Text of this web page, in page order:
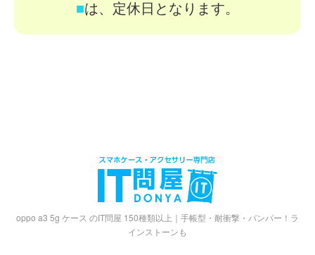
■は、定休日となります。
oppo a3 5g ケース のIT問屋 150種類以上｜手帳型・耐衝撃・バンパー！ラ
インストーンも